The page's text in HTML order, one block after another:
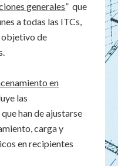
generales” que
a todas las ITCs,
objetivo de
en
las
han de ajustarse
carga y
en recipientes